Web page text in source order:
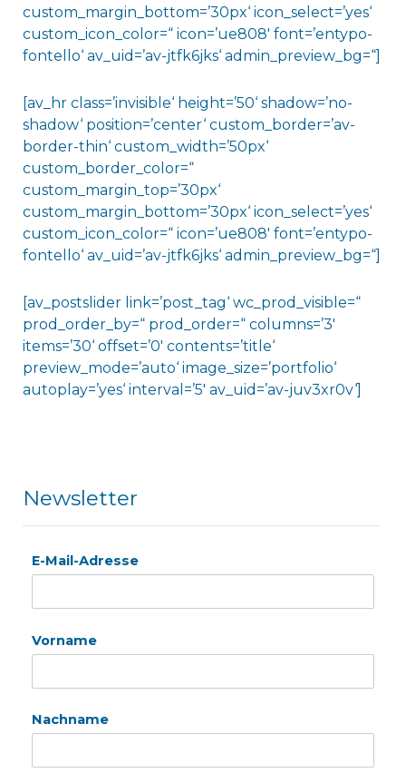
custom_margin_bottom=’30px‘ icon_select=’yes‘
custom_icon_color=“ icon=’ue808′ font=’entypo-
fontello‘ av_uid=’av-jtfk6jks‘ admin_preview_bg=“]
[av_hr class=’invisible‘ height=’50‘ shadow=’no-
shadow‘ position=’center‘ custom_border=’av-
border-thin‘ custom_width=’50px‘
custom_border_color=“
custom_margin_top=’30px‘
custom_margin_bottom=’30px‘ icon_select=’yes‘
custom_icon_color=“ icon=’ue808′ font=’entypo-
fontello‘ av_uid=’av-jtfk6jks‘ admin_preview_bg=“]
[av_postslider link=’post_tag‘ wc_prod_visible=“
prod_order_by=“ prod_order=“ columns=’3′
items=’30‘ offset=’0′ contents=’title‘
preview_mode=’auto‘ image_size=’portfolio‘
autoplay=’yes‘ interval=’5′ av_uid=’av-juv3xr0v‘]
Newsletter
E-Mail-Adresse
Vorname
Nachname